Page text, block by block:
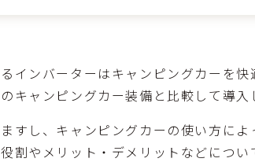
インバーターはキャンピングカーを
キャンピングカー装備と比較して導入
すし、キャンピングカーの使い方に
割やメリット・デメリットなどについ